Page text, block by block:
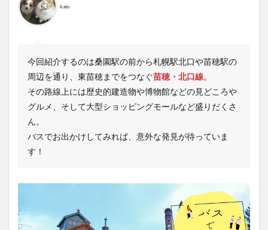
kato
今回紹介するのは桑園駅の前から札幌駅北口や苗穂駅の
周辺を通り、東苗穂までをつなぐ苗穂・北口線。
その路線上には歴史的建造物や博物館などの見どころや
グルメ、そして大型ショッピングモールなど盛りだくさ
ん。
バスでお出かけしてみれば、意外な発見が待っていま
す！